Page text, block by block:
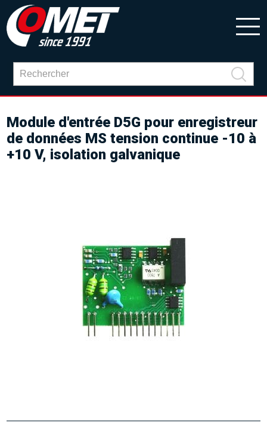
Module d'entrée D5G pour enregistreur
de données MS tension continue -10 à
+10 V, isolation galvanique